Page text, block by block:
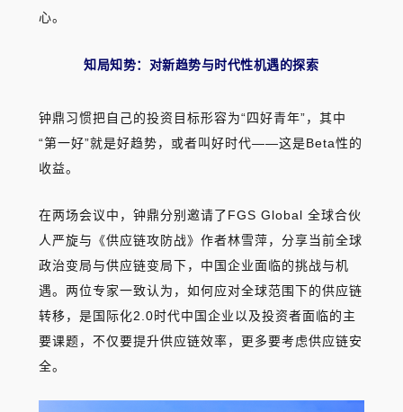
心。
知局知势：对新趋势与时代性机遇的探索
钟鼎习惯把自己的投资目标形容为“四好青年”，其中
“第一好”就是好趋势，或者叫好时代——这是Beta性的
收益。
在两场会议中，钟鼎分别邀请了FGS Global 全球合伙
人严旋与《供应链攻防战》作者林雪萍，分享当前全球
政治变局与供应链变局下，中国企业面临的挑战与机
遇。两位专家一致认为，如何应对全球范围下的供应链
转移，是国际化2.0时代中国企业以及投资者面临的主
要课题，不仅要提升供应链效率，更多要考虑供应链安
全。